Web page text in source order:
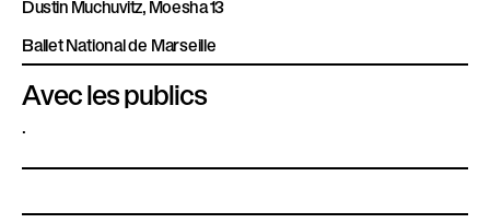
Dustin Muchuvitz, Moesha 13
Ballet National de Marseille
Avec les publics